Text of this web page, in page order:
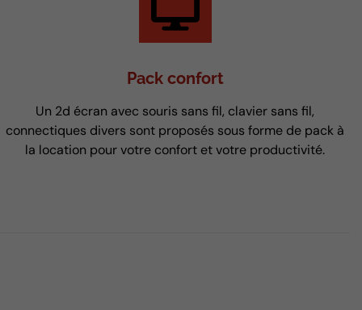
Pack confort
Un 2d écran avec souris sans fil, clavier sans fil,
connectiques divers sont proposés sous forme de pack à
la location pour votre confort et votre productivité.